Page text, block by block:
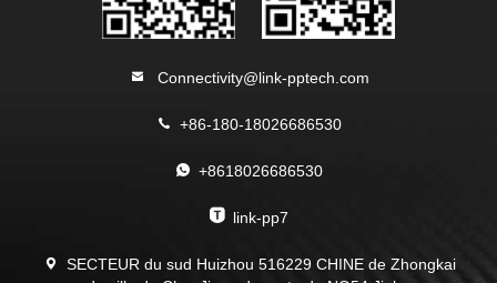
Connectivity@link-pptech.com
+86-180-18026686530
+8618026686530
link-pp7
SECTEUR du sud Huizhou 516229 CHINE de Zhongkai